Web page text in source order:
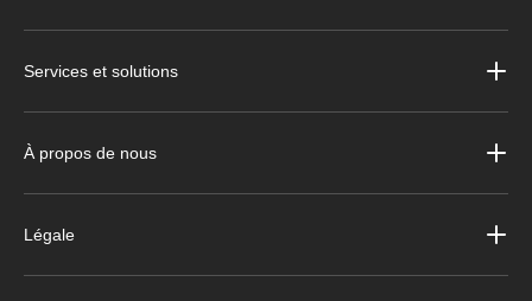
Services et solutions
À propos de nous
Légale